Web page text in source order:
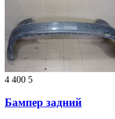
4 400 5
Бампер задний